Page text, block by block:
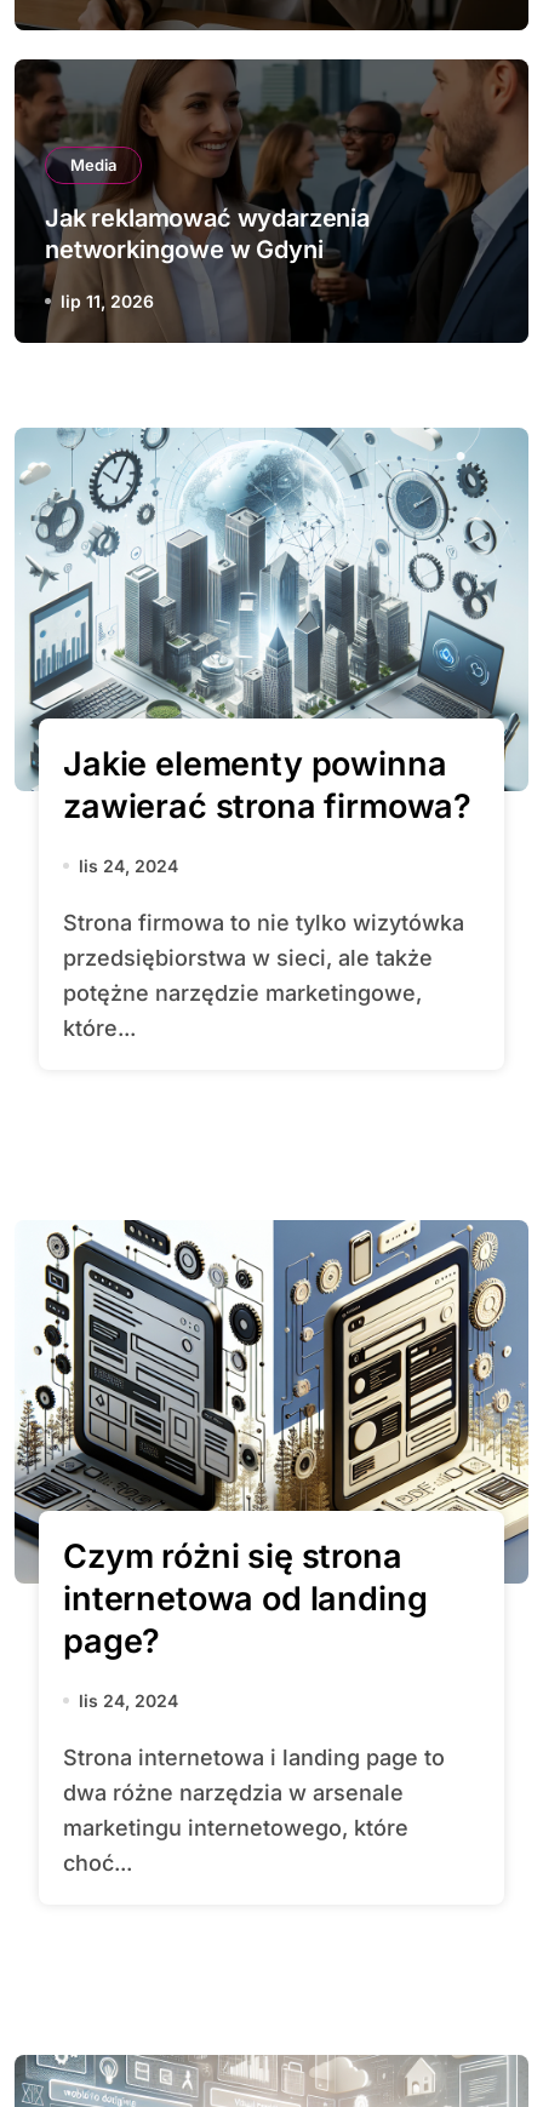
Media
Jak reklamować wydarzenia
networkingowe w Gdyni
lip 11, 2026
Jakie elementy powinna
zawierać strona firmowa?
lis 24, 2024
Strona firmowa to nie tylko wizytówka
przedsiębiorstwa w sieci, ale także
potężne narzędzie marketingowe,
które...
Czym różni się strona
internetowa od landing
page?
lis 24, 2024
Strona internetowa i landing page to
dwa różne narzędzia w arsenale
marketingu internetowego, które
choć...